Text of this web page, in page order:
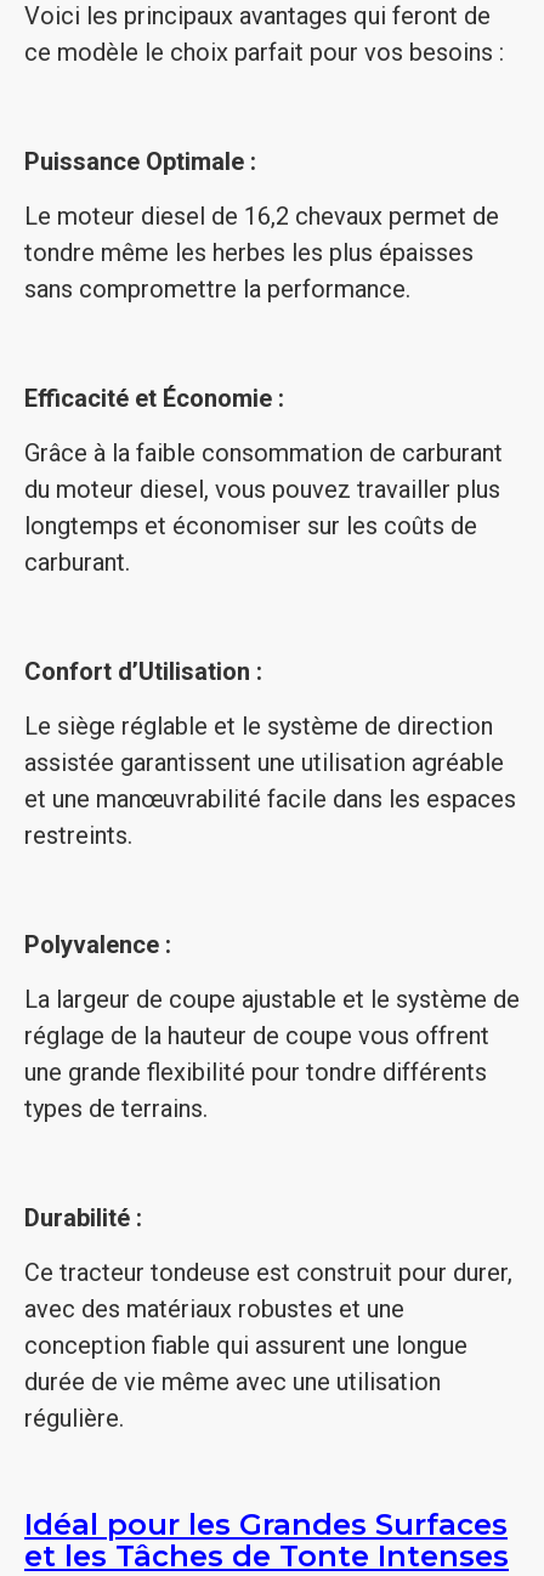
Voici les principaux avantages qui feront de
ce modèle le choix parfait pour vos besoins :
Puissance Optimale :
Le moteur diesel de 16,2 chevaux permet de
tondre même les herbes les plus épaisses
sans compromettre la performance.
Efficacité et Économie :
Grâce à la faible consommation de carburant
du moteur diesel, vous pouvez travailler plus
longtemps et économiser sur les coûts de
carburant.
Confort d’Utilisation :
Le siège réglable et le système de direction
assistée garantissent une utilisation agréable
et une manœuvrabilité facile dans les espaces
restreints.
Polyvalence :
La largeur de coupe ajustable et le système de
réglage de la hauteur de coupe vous offrent
une grande flexibilité pour tondre différents
types de terrains.
Durabilité :
Ce tracteur tondeuse est construit pour durer,
avec des matériaux robustes et une
conception fiable qui assurent une longue
durée de vie même avec une utilisation
régulière.
Idéal pour les Grandes Surfaces
et les Tâches de Tonte Intenses